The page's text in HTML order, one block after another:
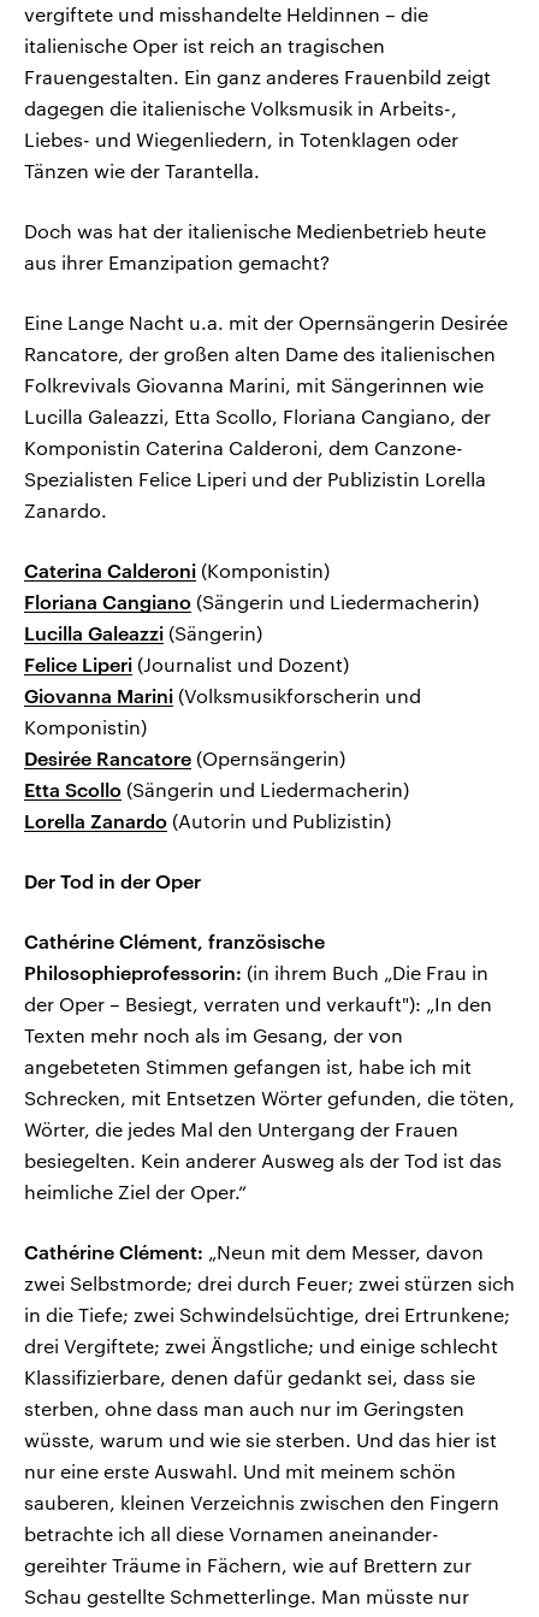
vergiftete und misshandelte Heldinnen – die
italienische Oper ist reich an tragischen
Frauengestalten. Ein ganz anderes Frauenbild zeigt
dagegen die italienische Volksmusik in Arbeits-,
Liebes- und Wiegenliedern, in Totenklagen oder
Tänzen wie der Tarantella.
Doch was hat der italienische Medienbetrieb heute
aus ihrer Emanzipation gemacht?
Eine Lange Nacht u.a. mit der Opernsängerin Desirée
Rancatore, der großen alten Dame des italienischen
Folkrevivals Giovanna Marini, mit Sängerinnen wie
Lucilla Galeazzi, Etta Scollo, Floriana Cangiano, der
Komponistin Caterina Calderoni, dem Canzone-
Spezialisten Felice Liperi und der Publizistin Lorella
Zanardo.
Caterina Calderoni (Komponistin)
Floriana Cangiano (Sängerin und Liedermacherin)
Lucilla Galeazzi (Sängerin)
Felice Liperi (Journalist und Dozent)
Giovanna Marini (Volksmusikforscherin und
Komponistin)
Desirée Rancatore (Opernsängerin)
Etta Scollo (Sängerin und Liedermacherin)
Lorella Zanardo (Autorin und Publizistin)
Der Tod in der Oper
Cathérine Clément, französische
Philosophieprofessorin: (in ihrem Buch „Die Frau in
der Oper – Besiegt, verraten und verkauft"): „In den
Texten mehr noch als im Gesang, der von
angebeteten Stimmen gefangen ist, habe ich mit
Schrecken, mit Entsetzen Wörter gefunden, die töten,
Wörter, die jedes Mal den Untergang der Frauen
besiegelten. Kein anderer Ausweg als der Tod ist das
heimliche Ziel der Oper.“
Cathérine Clément: „Neun mit dem Messer, davon
zwei Selbstmorde; drei durch Feuer; zwei stürzen sich
in die Tiefe; zwei Schwindelsüchtige, drei Ertrunkene;
drei Vergiftete; zwei Ängstliche; und einige schlecht
Klassifizierbare, denen dafür gedankt sei, dass sie
sterben, ohne dass man auch nur im Geringsten
wüsste, warum und wie sie sterben. Und das hier ist
nur eine erste Auswahl. Und mit meinem schön
sauberen, kleinen Verzeichnis zwischen den Fingern
betrachte ich all diese Vornamen aneinander-
gereihter Träume in Fächern, wie auf Brettern zur
Schau gestellte Schmetterlinge. Man müsste nur